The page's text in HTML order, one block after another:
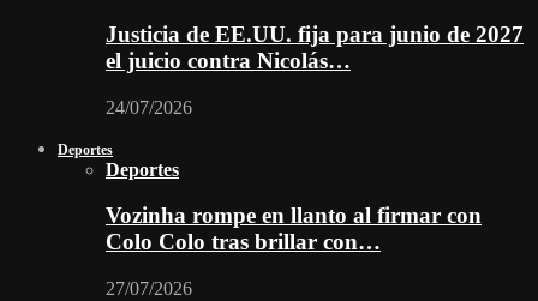
Justicia de EE.UU. fija para junio de 2027
el juicio contra Nicolás…
24/07/2026
Deportes
Deportes
Vozinha rompe en llanto al firmar con
Colo Colo tras brillar con…
27/07/2026